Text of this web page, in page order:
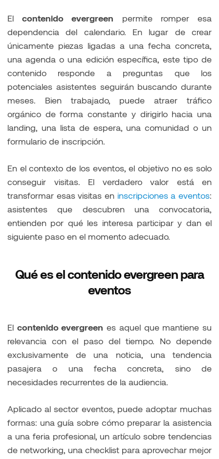
Elcontenido evergreen permite romper esa
dependencia del calendario. En lugar de crear
únicamente piezas ligadas a una fecha concreta,
una agenda o una edición específica, este tipo de
contenido responde a preguntas que los
potenciales asistentes seguirán buscando durante
meses. Bien trabajado, puede atraer tráfico
orgánico de forma constante y dirigirlo hacia una
landing, una lista de espera, una comunidad o un
formulario de inscripción.
En el contexto de los eventos, el objetivo no es solo
conseguir visitas. El verdadero valor está en
transformar esas visitas en inscripciones a eventos:
asistentes que descubren una convocatoria,
entienden por qué les interesa participar y dan el
siguiente paso en el momento adecuado.
Qué es el contenido evergreen para
eventos
El contenido evergreen es aquel que mantiene su
relevancia con el paso del tiempo. No depende
exclusivamente de una noticia, una tendencia
pasajera o una fecha concreta, sino de
necesidades recurrentes de la audiencia.
Aplicado al sector eventos, puede adoptar muchas
formas: una guía sobre cómo preparar la asistencia
a una feria profesional, un artículo sobre tendencias
de networking, una checklist para aprovechar mejor